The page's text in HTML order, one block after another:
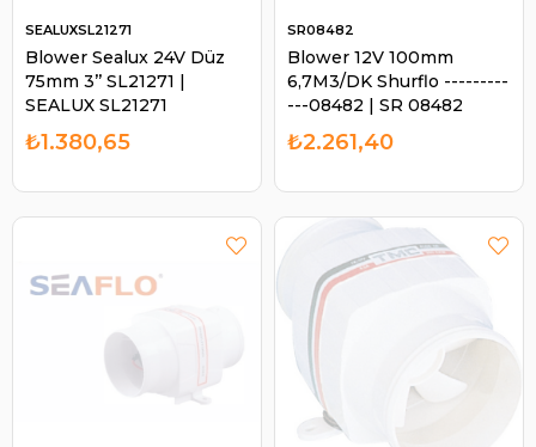
Blower Sealux 24V Düz
75mm 3’’ SL21271 |
SEALUX SL21271
SEALUXSL21271
₺1.380,65
Blower 12V 100mm
6,7M3/DK Shurflo ---------
---08482 | SR 08482
SR08482
₺2.261,40